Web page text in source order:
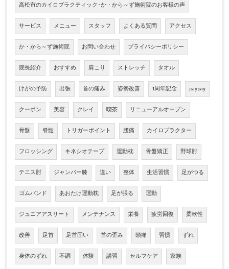
高松市のカイロプラクティック･か・から～ず施術院のお客様の声
サービス メニュー スタッフ よくある質問 アクセス
か・から～ず施術院 お問い合わせ プライバシーポリシー
院長紹介 おすすめ 肩こり ストレッチ タオル
けがの予防 出張 首の痛み 姿勢改善 1周年記念 paypay
クーポン 美容 クレイ 喫茶 リニューアルオープン
骨盤 脊髄 トリガーポイント 腰痛 カイロプラクター
フロッシング キネシオテープ 運動枕 骨盤矯正 野球肘
テニス肘 ジャンパー膝 違い 整体 生活習慣 足がつる
ゴムバンド あおたけ運動枕 足が張る 運動
ジュニアアスリート メンテナンス 栄養 疲労回復 柔軟性
改善 足首 足首固い 首の歪み 頭痛 習慣 ずれ
身体のずれ 不調 体験 講習 セルフケア 家族